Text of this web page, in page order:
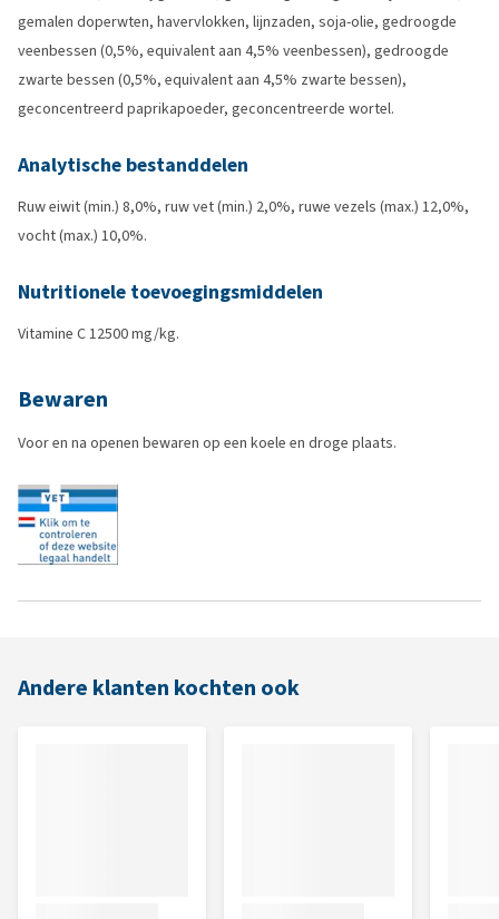
gemalen doperwten, havervlokken, lijnzaden, soja-olie, gedroogde
veenbessen (0,5%, equivalent aan 4,5% veenbessen), gedroogde
zwarte bessen (0,5%, equivalent aan 4,5% zwarte bessen),
geconcentreerd paprikapoeder, geconcentreerde wortel.
Analytische bestanddelen
Ruw eiwit (min.) 8,0%, ruw vet (min.) 2,0%, ruwe vezels (max.) 12,0%,
vocht (max.) 10,0%.
Nutritionele toevoegingsmiddelen
Vitamine C 12500 mg/kg.
Bewaren
Voor en na openen bewaren op een koele en droge plaats.
Andere klanten kochten ook